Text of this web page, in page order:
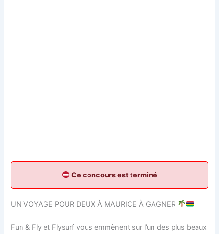
Ce concours est terminé
UN VOYAGE POUR DEUX À MAURICE À GAGNER
Fun & Fly et Flysurf vous emmènent sur l’un des plus beaux